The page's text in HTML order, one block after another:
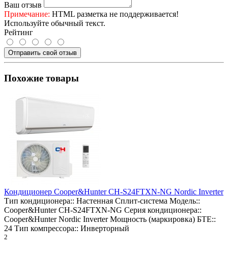
Ваш отзыв
Примечание: HTML разметка не поддерживается!
Используйте обычный текст.
Рейтинг
Отправить свой отзыв
Похожие товары
Кондиционер Cooper&Hunter CH-S24FTXN-NG Nordic Inverter
Тип кондиционера:: Настенная Сплит-система Модель::
Cooper&Hunter CH-S24FTXN-NG Серия кондиционера::
Cooper&Hunter Nordic Inverter Мощность (маркировка) БТЕ::
24 Тип компрессора:: Инверторный
2